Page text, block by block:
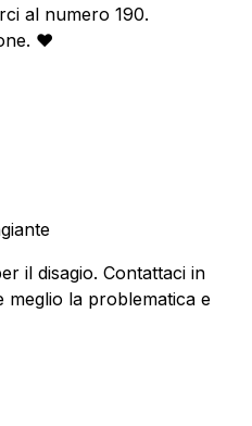
al numero 190.
❤️
il disagio. Contattaci in
meglio la problematica e